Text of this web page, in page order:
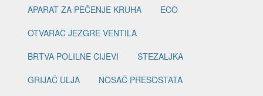
APARAT ZA PEČENJE KRUHA
ECO
OTVARAČ JEZGRE VENTILA
BRTVA POLILNE CIJEVI
STEZALJKA
GRIJAČ ULJA
NOSAČ PRESOSTATA